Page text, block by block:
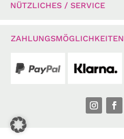
NÜTZLICHES / SERVICE
ZAHLUNGSMÖGLICHKEITEN